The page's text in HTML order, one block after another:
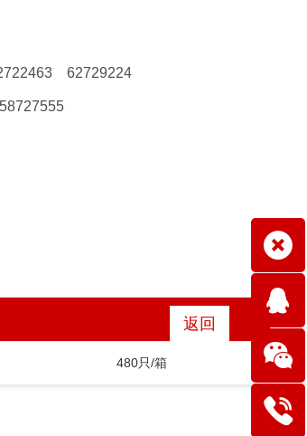
62729224
返回
480只/箱